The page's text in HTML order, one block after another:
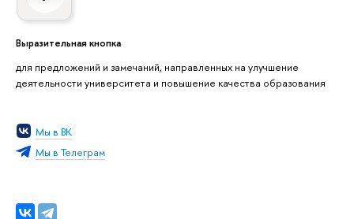
Выразительная кнопка
для предложений и замечаний, направленных на улучшение
деятельности университета и повышение качества образования
Мы в ВК
Мы в Телеграм